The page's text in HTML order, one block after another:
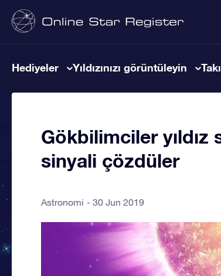
Hediyeler Yıldızınızı görüntüleyin
Gökbilimciler
sinyali çözdüler
Astronomi 30 Jun 2019